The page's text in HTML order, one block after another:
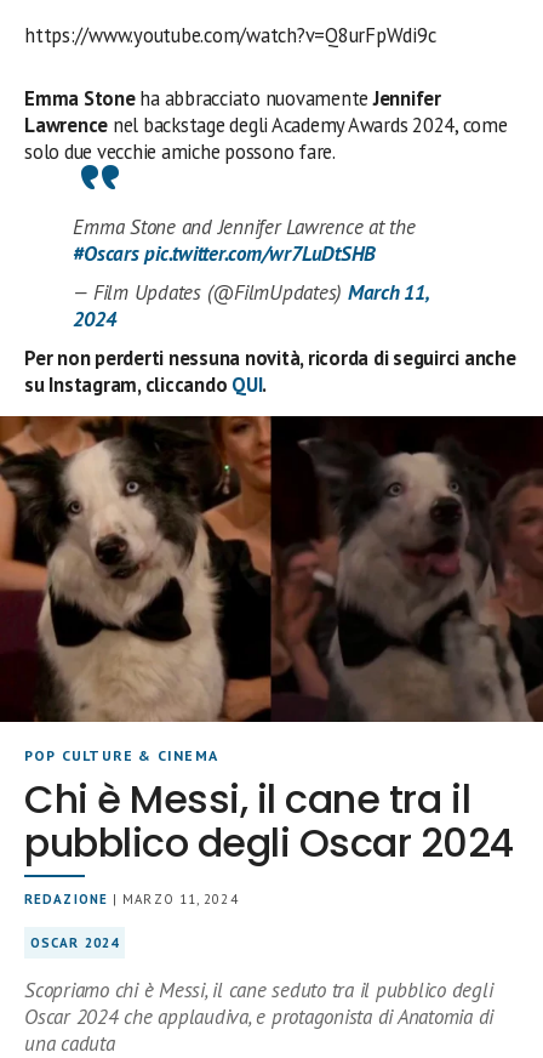
https://www.youtube.com/watch?v=Q8urFpWdi9c
Emma Stoneha abbracciato nuovamenteJennifer
Lawrence nel backstage degli Academy Awards 2024, come
solo due vecchie amiche possono fare.
Emma Stone and Jennifer Lawrence at the
#Oscars pic.twitter.com/wr7LuDtSHB
— Film Updates (@FilmUpdates) March 11,
2024
Per non perderti nessuna novità, ricorda di seguirci anche
su Instagram, cliccando QUI.
POP CULTURE & CINEMA
Chi è Messi, il cane tra il
pubblico degli Oscar 2024
REDAZIONE | MARZO 11, 2024
OSCAR 2024
Scopriamo chi è Messi, il cane seduto tra il pubblico degli
Oscar 2024 che applaudiva, e protagonista di Anatomia di
una caduta